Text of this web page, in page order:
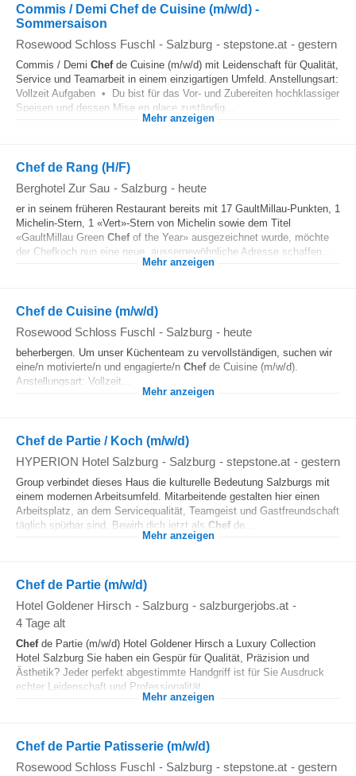
Commis / Demi Chef de Cuisine (m/w/d) -
Sommersaison
Rosewood Schloss Fuschl - Salzburg - stepstone.at - gestern
Commis / Demi Chefde Cuisine (m/w/d) mit Leidenschaft für Qualität,
Service und Teamarbeit in einem einzigartigen Umfeld. Anstellungsart:
Vollzeit Aufgaben • Du bist für das Vor- und Zubereiten hochklassiger
Speisen und dessen Mise en place zuständig...
Mehr anzeigen
Chef de Rang (H/F)
Berghotel Zur Sau - Salzburg - heute
er in seinem früheren Restaurant bereits mit 17 GaultMillau-Punkten, 1
Michelin-Stern, 1 «Vert»-Stern von Michelin sowie dem Titel
«GaultMillau Green Chefof the Year» ausgezeichnet wurde, möchte
der Chefkoch nun eine neue, aussergewöhnliche Adresse schaffen...
Mehr anzeigen
Chef de Cuisine (m/w/d)
Rosewood Schloss Fuschl - Salzburg - heute
beherbergen. Um unser Küchenteam zu vervollständigen, suchen wir
eine/n motivierte/n und engagierte/n Chefde Cuisine (m/w/d).
Anstellungsart: Vollzeit...
Mehr anzeigen
Chef de Partie / Koch (m/w/d)
HYPERION Hotel Salzburg - Salzburg - stepstone.at - gestern
Group verbindet dieses Haus die kulturelle Bedeutung Salzburgs mit
einem modernen Arbeitsumfeld. Mitarbeitende gestalten hier einen
Arbeitsplatz, an dem Servicequalität, Teamgeist und Gastfreundschaft
täglich spürbar sind. Bewirb dich jetzt als Chef de...
Mehr anzeigen
Chef de Partie (m/w/d)
Hotel Goldener Hirsch - Salzburg - salzburgerjobs.at -
4 Tage alt
Chefde Partie (m/w/d) Hotel Goldener Hirsch a Luxury Collection
Hotel Salzburg Sie haben ein Gespür für Qualität, Präzision und
Ästhetik? Jeder perfekt abgestimmte Handgriff ist für Sie Ausdruck
echter Leidenschaft und Professionalität...
Mehr anzeigen
Chef de Partie Patisserie (m/w/d)
Rosewood Schloss Fuschl - Salzburg - stepstone.at - gestern